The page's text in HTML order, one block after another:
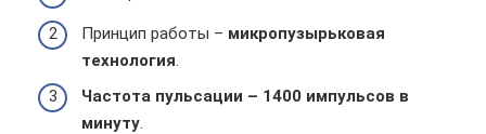
Принцип работы – микропузырьковая
технология
Частота пульсации – 1400 импульсов в
минуту.